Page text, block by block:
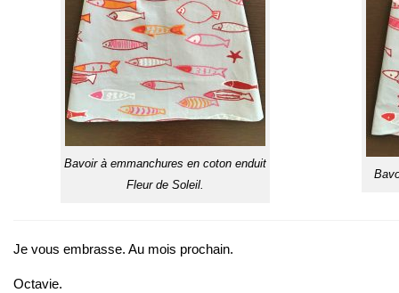
Bavoir à emmanchures en coton enduit
Fleur de Soleil.
Je vous embrasse. Au mois prochain.
Octavie.